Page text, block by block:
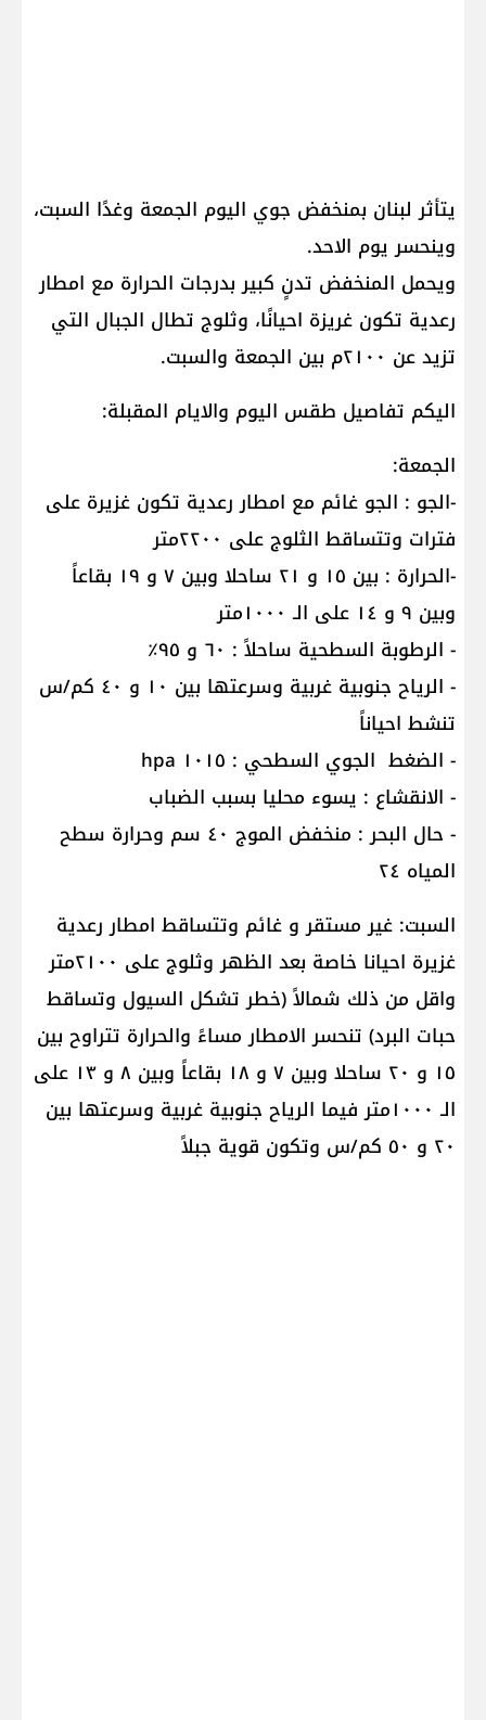
يتأثر لبنان بمنخفض جوي اليوم الجمعة وغدًا السبت،
وينحسر يوم الاحد.
ويحمل المنخفض تدنٍ كبير بدرجات الحرارة مع امطار
رعدية تكون غريزة احيانًا، وثلوج تطال الجبال التي
تزيد عن ٢١٠٠م بين الجمعة والسبت.
اليكم تفاصيل طقس اليوم والايام المقبلة:
الجمعة:
-الجو : الجو غائم مع امطار رعدية تكون غزيرة على
فترات وتتساقط الثلوج على ٢٢٠٠متر
-الحرارة : بين ١٥ و ٢١ ساحلا وبين ٧ و ١٩ بقاعاً
وبين ٩ و ١٤ على الـ ١٠٠٠متر
- الرطوبة السطحية ساحلاً : ٦٠ و ٩٥٪
- الرياح جنوبية غربية وسرعتها بين ١٠ و ٤٠ كم/س
تنشط احياناً
- الضغط الجوي السطحي : ١٠١٥ hpa
- الانقشاع : يسوء محليا بسبب الضباب
- حال البحر : منخفض الموج ٤٠ سم وحرارة سطح
المياه ٢٤
السبت: غير مستقر و غائم وتتساقط امطار رعدية
غزيرة احيانا خاصة بعد الظهر وثلوج على ٢١٠٠متر
واقل من ذلك شمالاً (خطر تشكل السيول وتساقط
حبات البرد) تنحسر الامطار مساءً والحرارة تتراوح بين
١٥ و ٢٠ ساحلا وبين ٧ و ١٨ بقاعاً وبين ٨ و ١٣ على
الـ ١٠٠٠متر فيما الرياح جنوبية غربية وسرعتها بين
٢٠ و ٥٠ كم/س وتكون قوية جبلاً